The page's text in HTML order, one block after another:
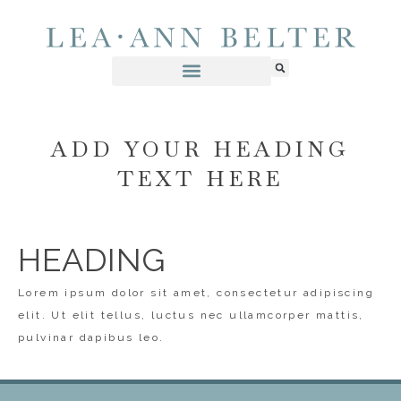
ADD YOUR HEADING
TEXT HERE
HEADING
Lorem ipsum dolor sit amet, consectetur adipiscing
elit. Ut elit tellus, luctus nec ullamcorper mattis,
pulvinar dapibus leo.